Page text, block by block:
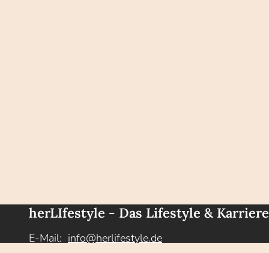
herLIfestyle - Das Lifestyle &
E-Mail: info@herlifestyle.de